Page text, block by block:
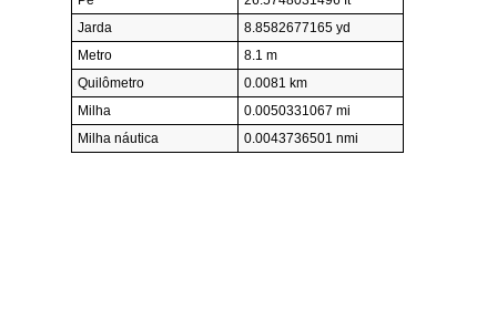
Jarda
8.8582677165 yd
Metro
8.1 m
Quilômetro
0.0081 km
Milha
0.0050331067 mi
Milha náutica
0.0043736501 nmi